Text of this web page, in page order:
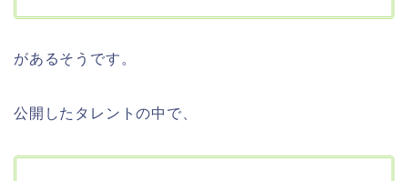
があるそうです。
公開したタレントの中で、